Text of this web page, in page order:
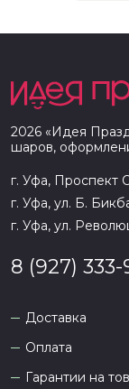
2026 «Идея
шаров,
г. Уфа, Проспект
г. Уфа, ул. Б.
г. Уфа, ул.
8 (927) 333-
Доставка
Оплата
Гарантии на